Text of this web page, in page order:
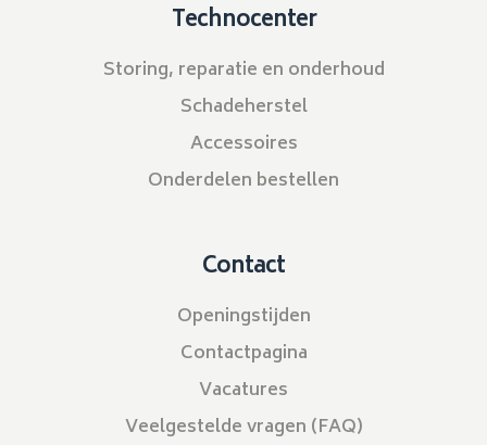
Technocenter
Storing, reparatie en onderhoud
Schadeherstel
Accessoires
Onderdelen bestellen
Contact
Openingstijden
Contactpagina
Vacatures
Veelgestelde vragen (FAQ)